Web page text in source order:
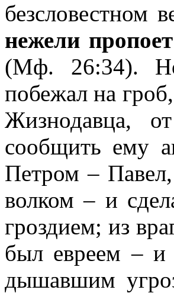
безсловестном
нежели
(Мф. 26:34).
побежал на
Жизнодавца,
сообщить ему
Петром –
волком – и
гроздием; из
был евреем – и
дышавшим